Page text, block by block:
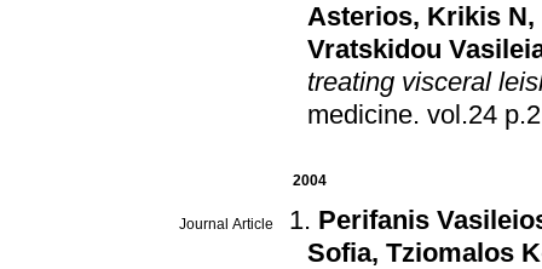
Asterios, Krikis N,
Vratskidou
treating visceral
medicine.
2004
Journal Article
Perifanis
Sofia, Tziomalos